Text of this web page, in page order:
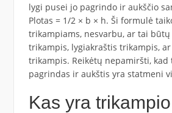
lygi pusei jo pagrindo ir aukščio
Plotas = 1/2 × b × h. Ši formulė
trikampiams, nesvarbu, ar tai
trikampis, lygiakraštis trikampis,
trikampis. Reikėtų nepamiršti, kad
pagrindas ir aukštis yra statmeni
Kas yra